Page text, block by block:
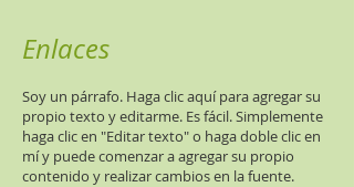
Enlaces
Soy un párrafo. Haga clic aquí para agregar su
propio texto y editarme. Es fácil. Simplemente
haga clic en "Editar texto" o haga doble clic en
mí y puede comenzar a agregar su propio
contenido y realizar cambios en la fuente.